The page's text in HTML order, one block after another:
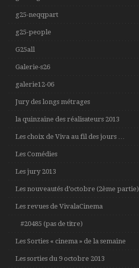
g25-neqqpart
g25-people
G25all
Galerie-s26
galerie12-06
Jury des longs métrages
la quinzaine des réalisateurs 2013
Les choix de Viva au fil des jours …
Les Comédies
Les jury 2013
Les nouveautés d’octobre (2ème partie)
Les revues de VivalaCinema
#20485 (pas de titre)
Les Sorties « cinema » de la semaine
Les sorties du 9 octobre 2013